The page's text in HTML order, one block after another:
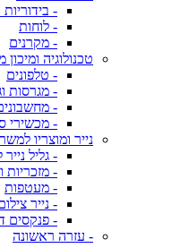
-
- לוחות
- מקרנים
טכנולוגיה
- טלפונים
- מגרסות
-
- מכשירי
נייר ומוצריו
- גליל
- מזכריות
- מעטפות
- נייר
- פנקסים
- עזרה ראשונה